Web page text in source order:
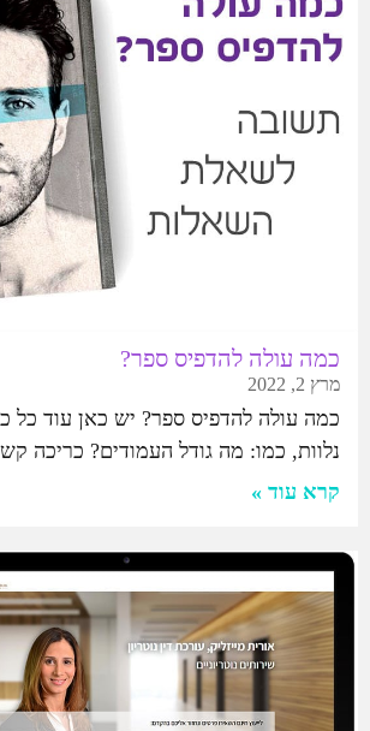
כמה עולה להדפיס ספר?
מרץ 2, 2022
כמה עולה להדפיס ספר? יש כאן עוד כל
נלוות, כמו: מה גודל העמודים? כריכה
קרא עוד »